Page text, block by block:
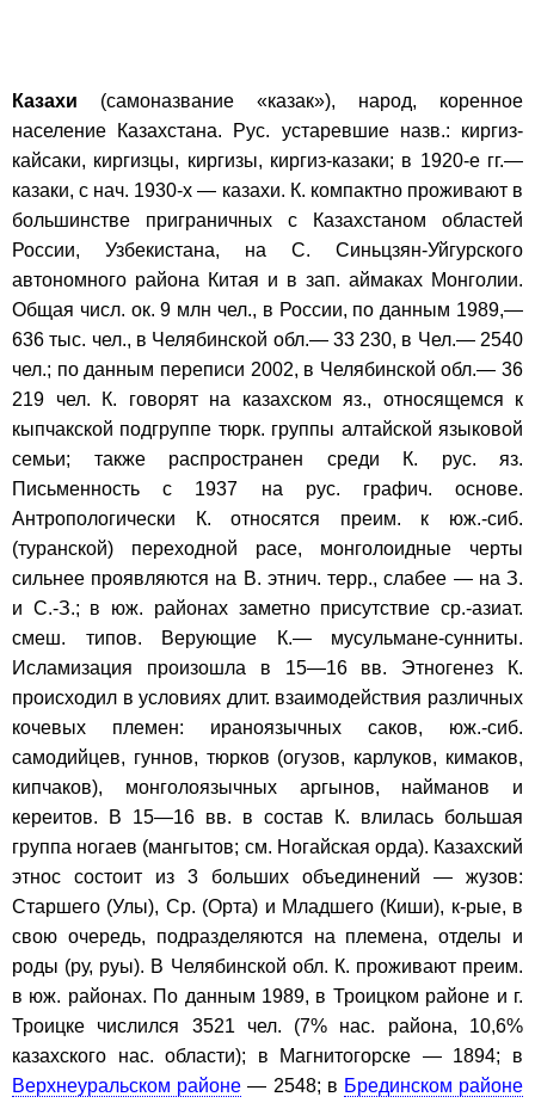
Казахи (самоназвание «казак»), народ, коренное
население Казахстана. Рус. устаревшие назв.: киргиз-
кайсаки, киргизцы, киргизы, киргиз-казаки; в 1920-е гг.—
казаки, с нач. 1930-х — казахи. К. компактно проживают в
большинстве приграничных с Казахстаном областей
России, Узбекистана, на С. Синьцзян-Уйгурского
автономного района Китая и в зап. аймаках Монголии.
Общая числ. ок. 9 млн чел., в России, по данным 1989,—
636 тыс. чел., в Челябинской обл.— 33 230, в Чел.— 2540
чел.; по данным переписи 2002, в Челябинской обл.— 36
219 чел. К. говорят на казахском яз., относящемся к
кыпчакской подгруппе тюрк. группы алтайской языковой
семьи; также распространен среди К. рус. яз.
Письменность с 1937 на рус. графич. основе.
Антропологически К. относятся преим. к юж.-сиб.
(туранской) переходной расе, монголоидные черты
сильнее проявляются на В. этнич. терр., слабее — на З.
и С.-З.; в юж. районах заметно присутствие ср.-азиат.
смеш. типов. Верующие К.— мусульмане-сунниты.
Исламизация произошла в 15—16 вв. Этногенез К.
происходил в условиях длит. взаимодействия различных
кочевых племен: ираноязычных саков, юж.-сиб.
самодийцев, гуннов, тюрков (огузов, карлуков, кимаков,
кипчаков), монголоязычных аргынов, найманов и
кереитов. В 15—16 вв. в состав К. влилась большая
группа ногаев (мангытов; см. Ногайская орда). Казахский
этнос состоит из 3 больших объединений — жузов:
Старшего (Улы), Ср. (Орта) и Младшего (Киши), к-рые, в
свою очередь, подразделяются на племена, отделы и
роды (ру, руы). В Челябинской обл. К. проживают преим.
в юж. районах. По данным 1989, в Троицком районе и г.
Троицке числился 3521 чел. (7% нас. района, 10,6%
казахского нас. области); в Магнитогорске — 1894; в
Верхнеуральском районе — 2548; в Брединском районе